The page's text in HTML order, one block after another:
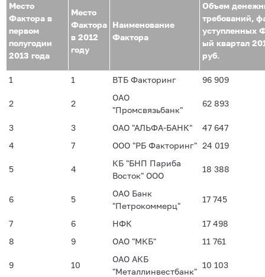
Место
Фактора в
первом
полугодии
2013 года
Место
Фактора
в 2012
году
Наименование
Фактора
Объем
требований,
уступленных
ый квартал
руб.
1 1 ВТБ Факторинг 96 909
2 2
ОАО
"Промсвязьбанк"
62 893
3 3 ОАО "АЛЬФА-БАНК"
47 647
4
7 ООО "РБ Факторинг" 24 019
5 4
КБ "БНП Париба
Восток" ООО
18 388
6 5
ОАО Банк
"Петрокоммерц"
17 745
7 6 НФК
17 498
8
9 ОАО "МКБ" 11 761
9 10
ОАО АКБ
"Металлинвестбанк"
10 103